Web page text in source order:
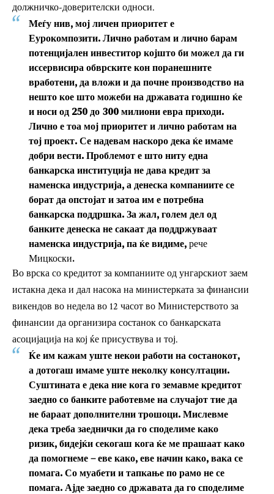
должничко-доверителски односи.
Меѓу нив, мој личен приоритет е
Еурокомпозити. Лично работам и лично барам
потенцијален инвеститор којшто би можел да ги
иссервисира обврските кон поранешните
вработени, да вложи и да почне производство на
нешто кое што можеби на државата годишно ќе
и носи од 250 до 300 милиони евра приходи.
Лично е тоа мој приоритет и лично работам на
тој проект. Се надевам наскоро дека ќе имаме
добри вести. Проблемот е што ниту една
банкарска институција не дава кредит за
наменска индустрија, а денеска компаниите се
борат да опстојат и затоа им е потребна
банкарска поддршка. За жал, голем дел од
банките денеска не сакаат да поддржуваат
наменска индустрија, па ќе видиме,рече
Мицкоски.
Во врска со кредитот за компаниите од унгарскиот заем
истакна дека и дал насока на министерката за финансии
викендов во недела во 12 часот во Министерството за
финансии да организира состанок со банкарската
асоцијација на кој ќе присуствува и тој.
Ќе им кажам уште некои работи на состанокот,
а дотогаш имаме уште неколку консултации.
Суштината е дека ние кога го земавме кредитот
заедно со банките работевме на случајот тие да
не бараат дополнителни трошоци. Мислевме
дека треба заеднички да го споделиме како
ризик, бидејќи секогаш кога ќе ме прашаат како
да помогнеме – еве како, еве начин како, вака се
помага. Со муабети и тапкање по рамо не се
помага. Ајде заедно со државата да го споделиме